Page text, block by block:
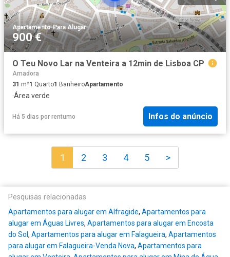
Apartamento·Para Alugar
900 €
O Teu Novo Lar na Venteira a 12min de Lisboa CP
Amadora
31 m²1 Quarto1 BanheiroApartamento
·Área verde
Há 5 dias por rentumo Infos do anúncio
1 2 3 4 5 >
Pesquisas relacionadas
Apartamentos para alugar em Alfragide, Apartamentos para
alugar em Águas Livres, Apartamentos para alugar em Encosta
do Sol , Apartamentos para alugar em Falagueira, Apartamentos
para alugar em Falagueira-Venda Nova, Apartamentos para